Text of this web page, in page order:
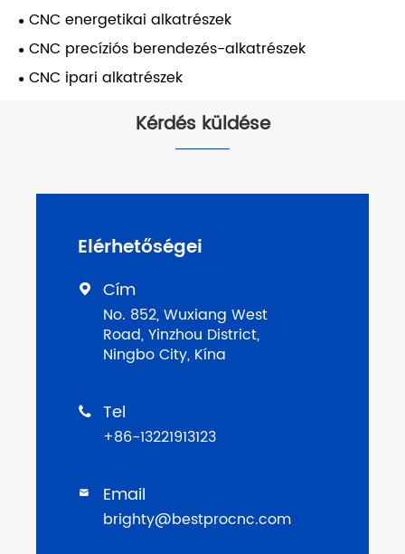
CNC energetikai alkatrészek
CNC precíziós berendezés-alkatrészek
CNC ipari alkatrészek
Kérdés küldése
Elérhetőségei
 Cím
No. 852, Wuxiang West
Road, Yinzhou District,
Ningbo City, Kína
 Tel
+86-13221913123
 Email
brighty@bestprocnc.com